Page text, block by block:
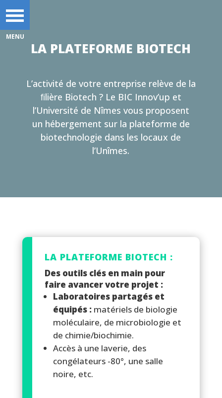
LA PLATEFORME BIOTECH
L’activité de votre entreprise relève de la
ﬁlière Biotech ? Le BIC Innov’up et
l’Université de Nîmes vous proposent
un hébergement sur la plateforme de
biotechnologie dans les locaux de
l’Unîmes.
LA PLATEFORME BIOTECH :
Des outils clés en main pour
faire avancer votre projet :
Laboratoires partagés et
équipés :matériels de biologie
moléculaire, de microbiologie et
de chimie/biochimie.
Accès à une laverie, des
congélateurs -80°, une salle
noire, etc.